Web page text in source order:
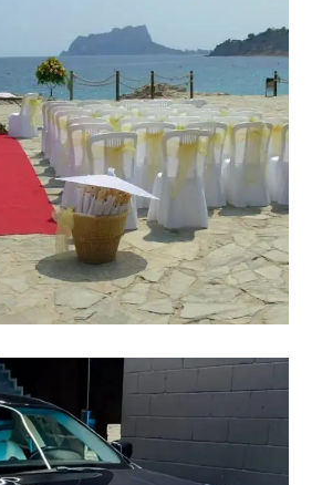
Moraira
DE MORAIRA